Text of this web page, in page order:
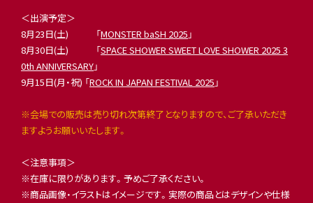
＜出演予定＞
8月23日(土) 「MONSTER baSH 2025 」
8月30日(土) 「SPACE SHOWER SWEET LOVE SHOWER 2025 3
0th ANNIVERSARY」
9月15日(月・祝) 「ROCK IN JAPAN FESTIVAL 2025 」
※会場での販売は売り切れ次第終了となりますので、ご了承いただき
ますようお願いいたします。
＜注意事項＞
※在庫に限りがあります。予めご了承ください。
※商品画像・イラストはイメージです。実際の商品とはデザインや仕様